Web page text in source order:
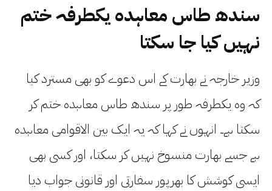
سندھ طاس معاہدہ یکطرفہ ختم
نہیں کیا جا سکتا
وزیر خارجہ نے بھارت کے اس دعوے کو بھی مسترد کیا
کہ وہ یکطرفہ طور پر سندھ طاس معاہدہ ختم کر
سکتا ہے۔ انہوں نے کہا کہ یہ ایک بین الاقوامی معاہدہ
ہے جسے بھارت منسوخ نہیں کر سکتا، اور کسی بھی
ایسی کوشش کا بھرپور سفارتی اور قانونی جواب دیا